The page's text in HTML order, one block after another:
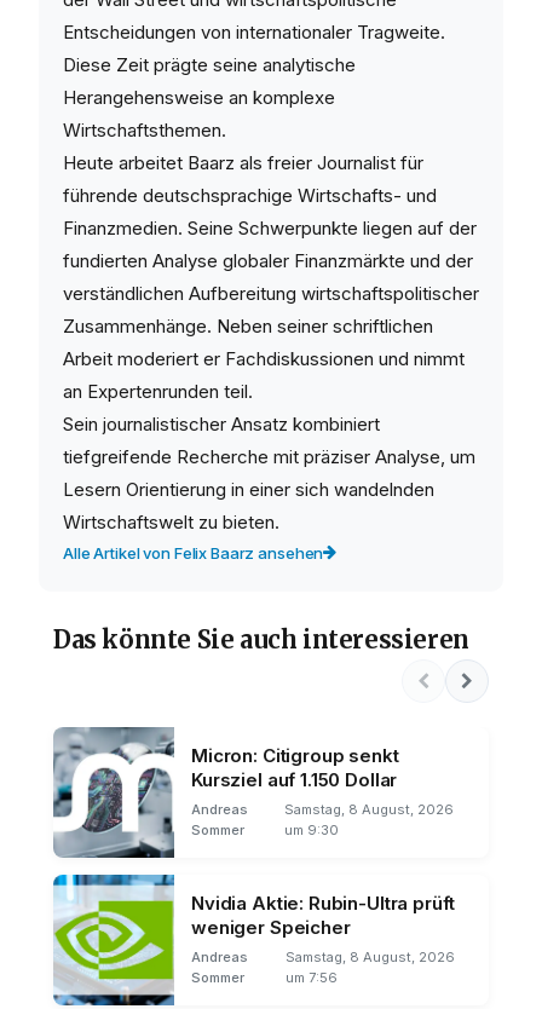
Entscheidungen von internationaler Tragweite.
Diese Zeit prägte seine analytische
Herangehensweise an komplexe
Wirtschaftsthemen.
Heute arbeitet Baarz als freier Journalist für
führende deutschsprachige Wirtschafts- und
Finanzmedien. Seine Schwerpunkte liegen auf der
fundierten Analyse globaler Finanzmärkte und der
verständlichen Aufbereitung wirtschaftspolitischer
Zusammenhänge. Neben seiner schriftlichen
Arbeit moderiert er Fachdiskussionen und nimmt
an Expertenrunden teil.
Sein journalistischer Ansatz kombiniert
tiefgreifende Recherche mit präziser Analyse, um
Lesern Orientierung in einer sich wandelnden
Wirtschaftswelt zu bieten.
Alle Artikel von Felix Baarz ansehen
Das könnte Sie auch interessieren
Micron: Citigroup senkt
Kursziel auf 1.150 Dollar
Andreas
Sommer
Samstag, 8 August, 2026
um 9:30
Nvidia Aktie: Rubin-Ultra prüft
weniger Speicher
Andreas
Sommer
Samstag, 8 August, 2026
um 7:56